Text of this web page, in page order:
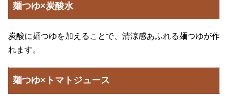
麺つゆ×炭酸水
炭酸に麺つゆを加えることで、清涼感あふれる麺つゆが作
れます。
麺つゆ×トマトジュース